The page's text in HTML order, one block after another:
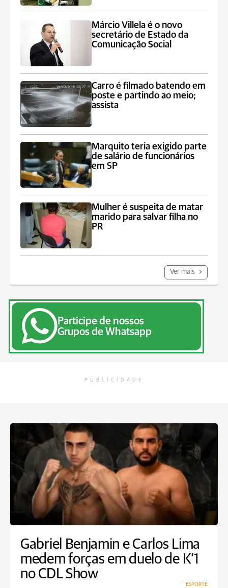
Márcio Villela é o novo
secretário de Estado da
Comunicação Social
Carro é filmado batendo em
poste e partindo ao meio;
assista
Marquito teria exigido parte
de salário de funcionários
em SP
Mulher é suspeita de matar
marido para salvar filha no
PR
Ver mais
Participe de nossos
Grupos de Whatsapp
PUBLICIDADE
Gabriel Benjamin e Carlos Lima
medem forças em duelo de K’1
no CDL Show
ESPORTE